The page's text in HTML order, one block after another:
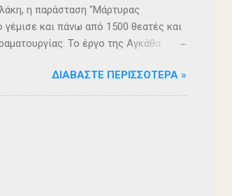
η παράσταση "Μάρτυρας
και πάνω από 1500 θεατές και
Το έργο της Αγκάθα
όλους όσους παρακολούθησαν το
δυνατή παράσταση. Με τη
υπεύθυνη του Α΄ Δημοτικού
Γεωργίου, Αλέξανδρος
Θοδωρής Σκληρός ,
ΔΙΑΒΆΣΤΕ ΠΕΡΙΣΣΌΤΕΡΑ »